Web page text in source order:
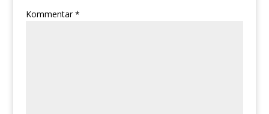
Kommentar*